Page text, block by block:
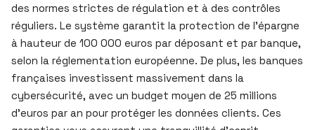
des normes strictes de régulation et à des contrôles
réguliers. Le système garantit la protection de l’épargne
à hauteur de 100 000 euros par déposant et par banque,
selon la réglementation européenne. De plus, les banques
françaises investissent massivement dans la
cybersécurité, avec un budget moyen de 25 millions
d’euros par an pour protéger les données clients. Ces